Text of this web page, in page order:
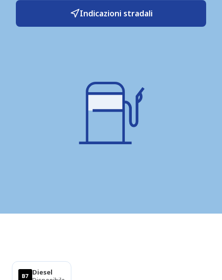
Indicazioni stradali
Diesel